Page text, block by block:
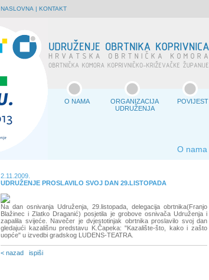
NASLOVNA | KONTAKT
O NAMA
ORGANIZACIJA
UDRUŽENJA
POVIJEST
O nama
2.11.2009.
UDRUŽENJE PROSLAVILO SVOJ DAN 29.LISTOPADA
Na dan osnivanja Udruženja, 29.listopada, delegacija obrtnika(Franjo
Blažinec i Zlatko Draganić) posjetila je grobove osnivača Udruženja i
zapalila svijeće. Navečer je dvjestotinjak obrtnika proslavilo svoj dan
gledajući kazališnu predstavu K.Čapeka: "Kazalište-što, kako i zašto
uopće" u izvedbi gradskog LUDENS-TEATRA.
< nazad ispiši